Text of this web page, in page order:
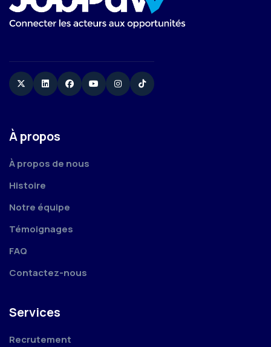
TwitterLinkedinFacebookYouTubeInstagram
TikTok
À propos
À propos de nous
Histoire
Notre équipe
Témoignages
FAQ
Contactez-nous
Services
Recrutement